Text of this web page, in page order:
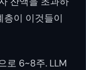
층이 이것들이
로 6~8주. LLM